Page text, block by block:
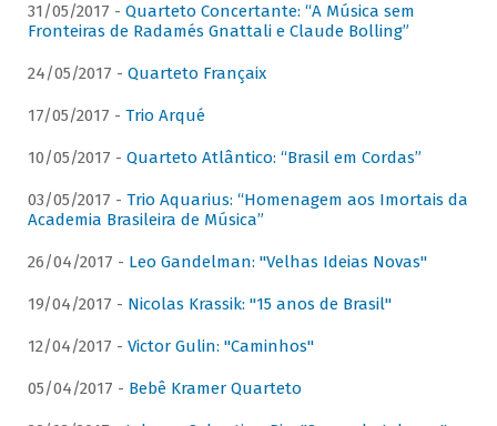
31/05/2017 - Quarteto Concertante: “A Música sem
Fronteiras de Radamés Gnattali e Claude Bolling”
24/05/2017 - Quarteto Françaix
17/05/2017 - Trio Arqué
10/05/2017 - Quarteto Atlântico: “Brasil em Cordas”
03/05/2017 - Trio Aquarius: “Homenagem aos Imortais da
Academia Brasileira de Música”
26/04/2017 - Leo Gandelman: "Velhas Ideias Novas"
19/04/2017 - Nicolas Krassik: "15 anos de Brasil"
12/04/2017 - Victor Gulin: "Caminhos"
05/04/2017 - Bebê Kramer Quarteto